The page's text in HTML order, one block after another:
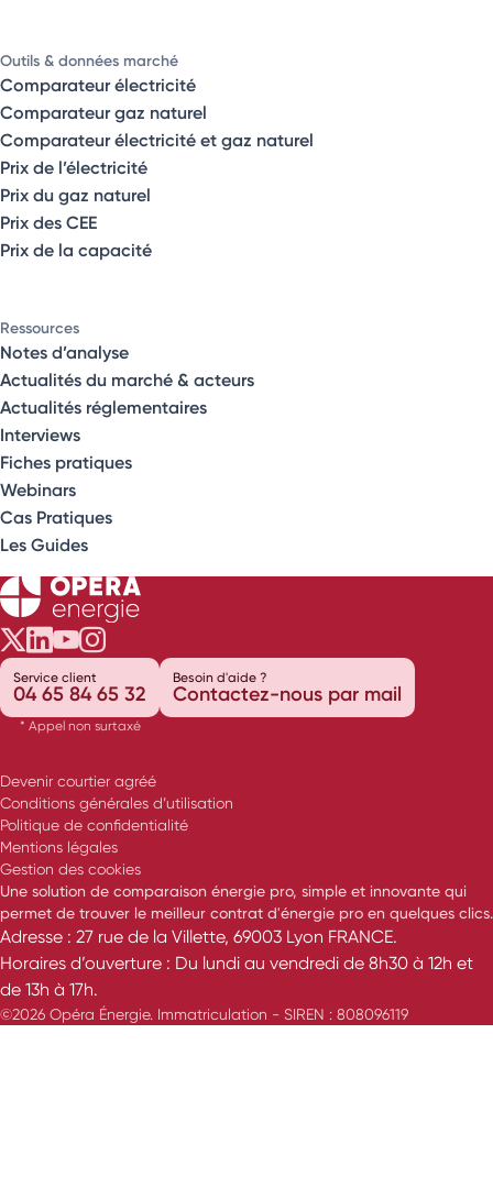
Outils & données marché
Comparateur électricité
Comparateur gaz naturel
Comparateur électricité et gaz naturel
Prix de l’électricité
Prix du gaz naturel
Prix des CEE
Prix de la capacité
Ressources
Notes d’analyse
Actualités du marché & acteurs
Actualités réglementaires
Interviews
Fiches pratiques
Webinars
Cas Pratiques
Les Guides
Opéra Énergie sur Twitter
Opéra Énergie sur LinkedIn
Opéra Énergie sur Youtube
Opéra Énergie sur Instagram
Service client
04 65 84 65 32
* Appel non surtaxé
Besoin d'aide ?
Contactez-nous par mail
Devenir courtier agréé
Conditions générales d’utilisation
Politique de confidentialité
Mentions légales
Gestion des cookies
Une solution de comparaison énergie pro, simple et innovante qui
permet de trouver le meilleur contrat d'énergie pro en quelques clics.
Adresse : 27 rue de la Villette, 69003 Lyon FRANCE.
Horaires d’ouverture : Du lundi au vendredi de 8h30 à 12h et
de 13h à 17h.
©2026 Opéra Énergie. Immatriculation - SIREN : 808096119